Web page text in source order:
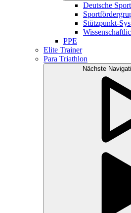
Deutsche
Stützpunkt-
PPE
Elite Trainer
Para Triathlon
Nächste